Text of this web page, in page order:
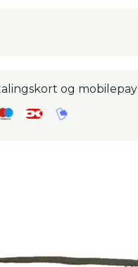
og mobilepay